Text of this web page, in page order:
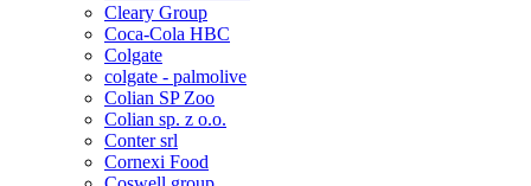
Cleary Group
Coca-Cola HBC
Colgate
colgate - palmolive
Colian SP Zoo
Colian sp. z o.o.
Conter srl
Cornexi Food